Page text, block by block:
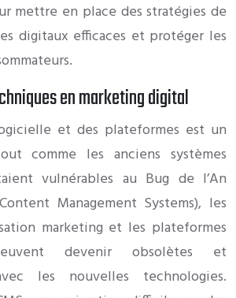
mettre en place des stratégies de
digitaux efficaces et protéger les
en marketing digital
et des plateformes est un
comme les anciens systèmes
vulnérables au Bug de l’An
Management Systems), les
marketing et les plateformes
devenir obsolètes et
les nouvelles technologies.